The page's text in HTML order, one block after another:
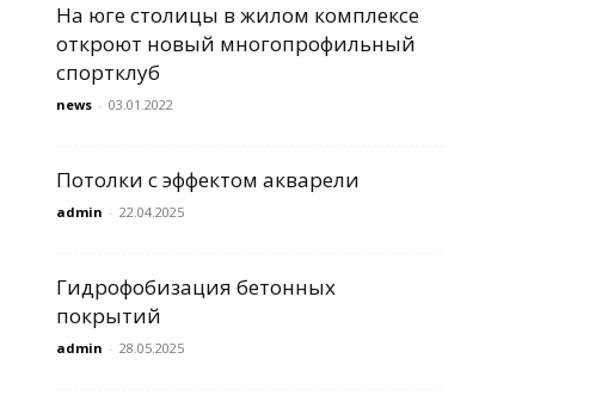
На юге столицы в жилом комплексе
откроют новый многопрофильный
спортклуб
news - 03.01.2022
Потолки с эффектом акварели
admin - 22.04.2025
Гидрофобизация бетонных
покрытий
admin - 28.05.2025